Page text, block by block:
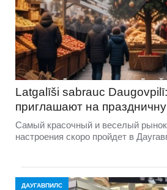
Latgalīši sabrauc
приглашают на
Самый красочный и веселый рынок
настроения скоро пройдет в
ДАУГАВПИЛС